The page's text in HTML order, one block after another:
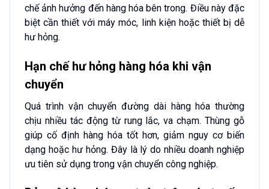
chế ảnh hưởng đến hàng hóa bên trong. Điều này đặc
biệt cần thiết với máy móc, linh kiện hoặc thiết bị dễ
hư hỏng.
Hạn chế hư hỏng hàng hóa khi vận
chuyển
Quá trình vận chuyển đường dài hàng hóa thường
chịu nhiều tác động từ rung lắc, va chạm. Thùng gỗ
giúp cố định hàng hóa tốt hơn, giảm nguy cơ biến
dạng hoặc hư hỏng. Đây là lý do nhiều doanh nghiệp
ưu tiên sử dụng trong vận chuyển công nghiệp.